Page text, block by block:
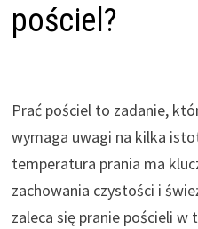
pościel?
Prać pościel to zadanie,
wymaga uwagi na kilka
temperatura prania ma
zachowania czystości i
zaleca się pranie pościeli